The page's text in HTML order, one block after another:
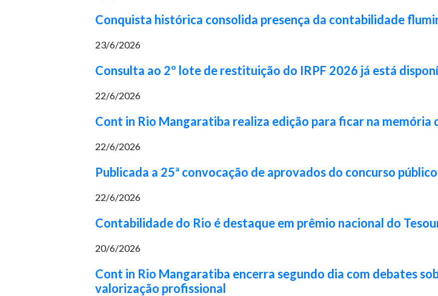
Conquista histórica consolida presença da contabilidade
23/6/2026
Consulta ao 2º lote de restituição do IRPF 2026 já está
22/6/2026
Cont in Rio Mangaratiba realiza edição para ficar na memória
22/6/2026
Publicada a 25ª convocação de aprovados do concurso
22/6/2026
Contabilidade do Rio é destaque em prêmio nacional do
20/6/2026
Cont in Rio Mangaratiba encerra segundo dia com debates
valorização profissional